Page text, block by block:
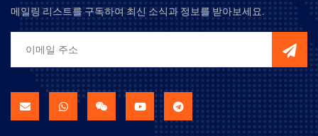
메일링 리스트를 구독하여 최신 소식과 정보를 받아보세요.